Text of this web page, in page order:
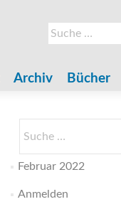
Suche
nach:
Archiv Bücher
nach:
Februar 2022
Anmelden